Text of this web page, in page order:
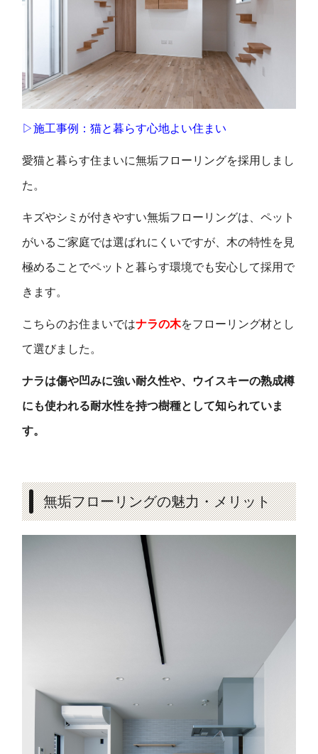
▷施工事例：猫と暮らす心地よい住まい
愛猫と暮らす住まいに無垢フローリングを採用しまし
た。
キズやシミが付きやすい無垢フローリングは、ペット
がいるご家庭では選ばれにくいですが、木の特性を見
極めることでペットと暮らす環境でも安心して採用で
きます。
こちらのお住まいではナラの木をフローリング材とし
て選びました。
ナラは傷や凹みに強い耐久性や、ウイスキーの熟成樽
にも使われる耐水性を持つ樹種として知られていま
す。
無垢フローリングの魅力・メリット